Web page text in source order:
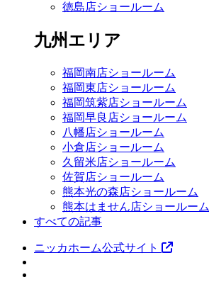
徳島店ショールーム
九州エリア
福岡南店ショールーム
福岡東店ショールーム
福岡筑紫店ショールーム
福岡早良店ショールーム
八幡店ショールーム
小倉店ショールーム
久留米店ショールーム
佐賀店ショールーム
熊本光の森店ショールーム
熊本はません店ショールーム
すべての記事
ニッカホーム公式サイト